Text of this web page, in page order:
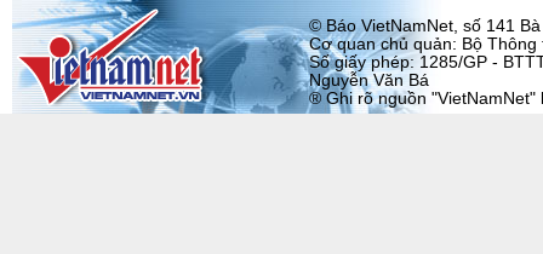
© Báo VietNamNet, số 141
Cơ quan chủ quản: Bộ Thông
Số giấy phép: 1285/GP -
Nguyễn Văn Bá
® Ghi rõ nguồn "VietNamNet"